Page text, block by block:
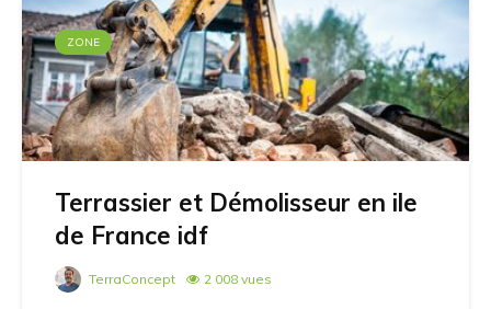
ZONE
Terrassier et Démolisseur en ile
de France idf
TerraConcept 2 008 vues